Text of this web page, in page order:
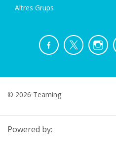
Altres Grups
© 2026 Teaming
Powered by: